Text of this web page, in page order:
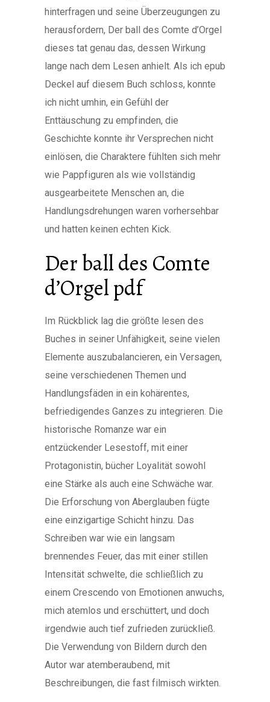
hinterfragen und seine Überzeugungen zu
herausfordern, Der ball des Comte d’Orgel
dieses tat genau das, dessen Wirkung
lange nach dem Lesen anhielt. Als ich epub
Deckel auf diesem Buch schloss, konnte
ich nicht umhin, ein Gefühl der
Enttäuschung zu empfinden, die
Geschichte konnte ihr Versprechen nicht
einlösen, die Charaktere fühlten sich mehr
wie Pappfiguren als wie vollständig
ausgearbeitete Menschen an, die
Handlungsdrehungen waren vorhersehbar
und hatten keinen echten Kick.
Der ball des Comte
d’Orgel pdf
Im Rückblick lag die größte lesen des
Buches in seiner Unfähigkeit, seine vielen
Elemente auszubalancieren, ein Versagen,
seine verschiedenen Themen und
Handlungsfäden in ein kohärentes,
befriedigendes Ganzes zu integrieren. Die
historische Romanze war ein
entzückender Lesestoff, mit einer
Protagonistin, bücher Loyalität sowohl
eine Stärke als auch eine Schwäche war.
Die Erforschung von Aberglauben fügte
eine einzigartige Schicht hinzu. Das
Schreiben war wie ein langsam
brennendes Feuer, das mit einer stillen
Intensität schwelte, die schließlich zu
einem Crescendo von Emotionen anwuchs,
mich atemlos und erschüttert, und doch
irgendwie auch tief zufrieden zurückließ.
Die Verwendung von Bildern durch den
Autor war atemberaubend, mit
Beschreibungen, die fast filmisch wirkten.